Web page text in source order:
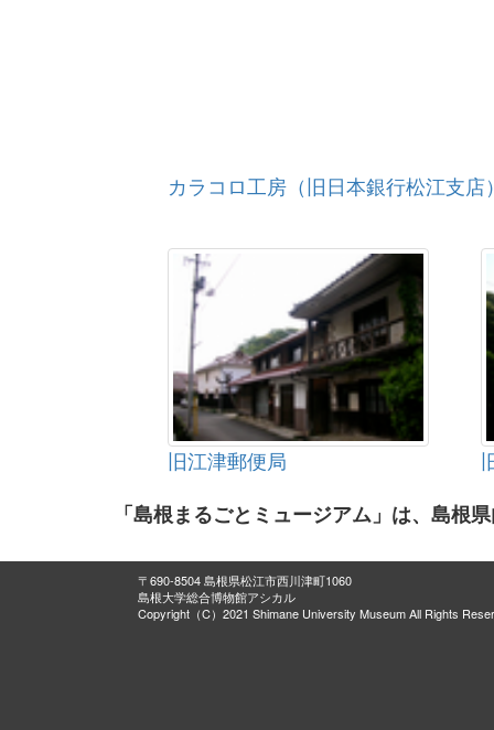
カラコロ工房（旧日本銀行松江支店
旧江津郵便局
「島根まるごとミュージアム」は、島根
〒690-8504 島根県松江市西川津町1060
島根大学総合博物館アシカル
Copyright（C）2021 Shimane University Museum All Rights